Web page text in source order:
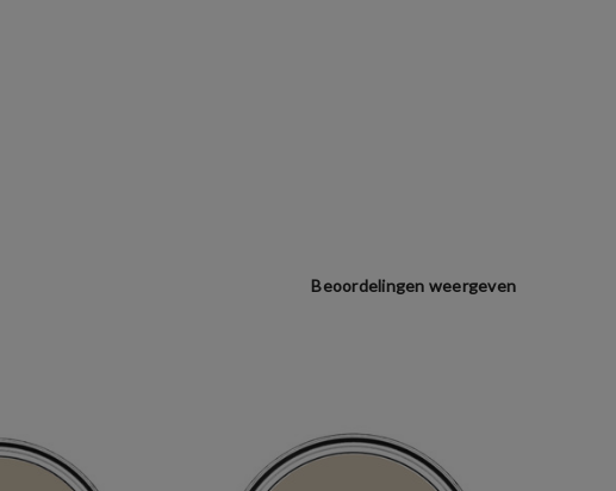
Beoordelingen weergeven